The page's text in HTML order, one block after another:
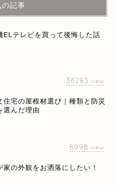
の記事
ELテレビを買って後悔した話
36283 view
住宅の屋根材選び｜種類と防災
選んだ理由
8998 view
家の外観をお洒落にしたい！